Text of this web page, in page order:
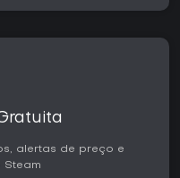
alertas de preço e
Steam